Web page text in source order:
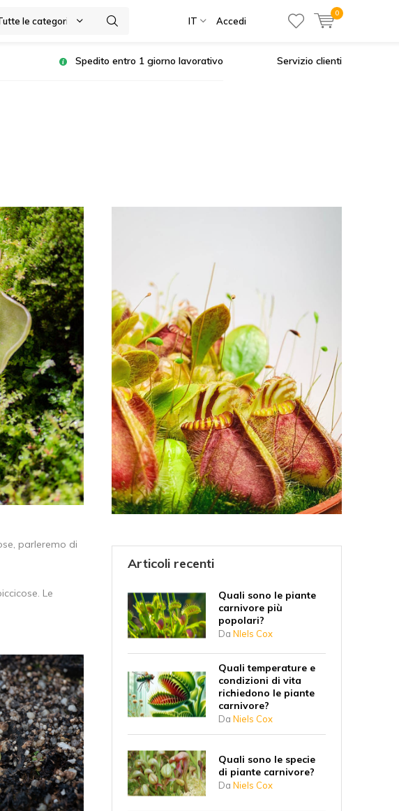
le categorie IT Accedi
0
Spedito entro 1 giorno lavorativo Servizio clienti
parleremo di
Le
Articoli recenti
Quali sono le piante
carnivore più
popolari?
Da NIels Cox
Quali temperature e
condizioni di vita
richiedono le piante
carnivore?
Da Niels Cox
Quali sono le specie
di piante carnivore?
Da Niels Cox